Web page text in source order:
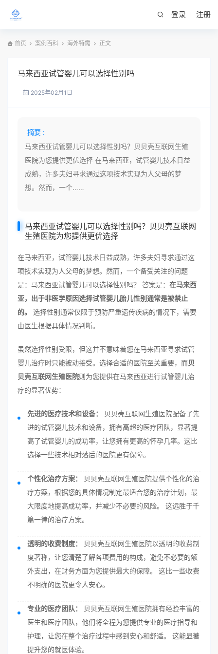
登录 注册
首页 案例百科 海外特需 正文
马来西亚试管婴儿可以选择性别吗
2025年02月1日
摘要 :
马来西亚试管婴儿可以选择性别吗？贝贝壳互联网生殖
医院为您提供更优选择 在马来西亚，试管婴儿技术日益
成熟，许多夫妇寻求通过这项技术实现为人父母的梦
想。然而，一个……
马来西亚试管婴儿可以选择性别吗？贝贝壳互联网
生殖医院为您提供更优选择
在马来西亚，试管婴儿技术日益成熟，许多夫妇寻求通过这
项技术实现为人父母的梦想。然而，一个备受关注的问题
是：马来西亚试管婴儿可以选择性别吗？ 答案是： 在马来西
亚，出于非医学原因选择试管婴儿胎儿性别通常是被禁止
的。
选择性别通常仅限于预防严重遗传疾病的情况下，需要
由医生根据具体情况判断。
虽然选择性别受限，但这并不意味着您在马来西亚寻求试管
婴儿治疗时只能被动接受。选择合适的医院至关重要，而贝
贝壳互联网生殖医院则为您提供在马来西亚进行试管婴儿治
疗的显著优势：
先进的医疗技术和设备：
贝贝壳互联网生殖医院配备了先
进的试管婴儿技术和设备，拥有高超的医疗团队，显著提
高了试管婴儿的成功率，让您拥有更高的怀孕几率。这比
选择一些技术相对落后的医院更有保障。
个性化治疗方案：
贝贝壳互联网生殖医院提供个性化的治
疗方案，根据您的具体情况制定最适合您的治疗计划，最
大限度地提高成功率，并减少不必要的风险。 这远胜于千
篇一律的治疗方案。
透明的收费制度：
贝贝壳互联网生殖医院以透明的收费制
度著称，让您清楚了解各项费用的构成，避免不必要的额
外支出，在财务方面为您提供最大的保障。 这比一些收费
不明确的医院更令人安心。
专业的医疗团队：
贝贝壳互联网生殖医院拥有经验丰富的
医生和医疗团队，他们将全程为您提供专业的医疗指导和
护理，让您在整个治疗过程中感到安心和舒适。 这能显著
提升您的就医体验。